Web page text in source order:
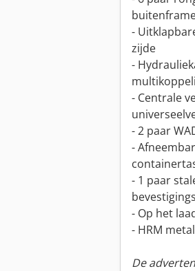
-
zijde
-
- Centrale
- 2 paar
-
- 1 paar
- Op het
- HRM
De